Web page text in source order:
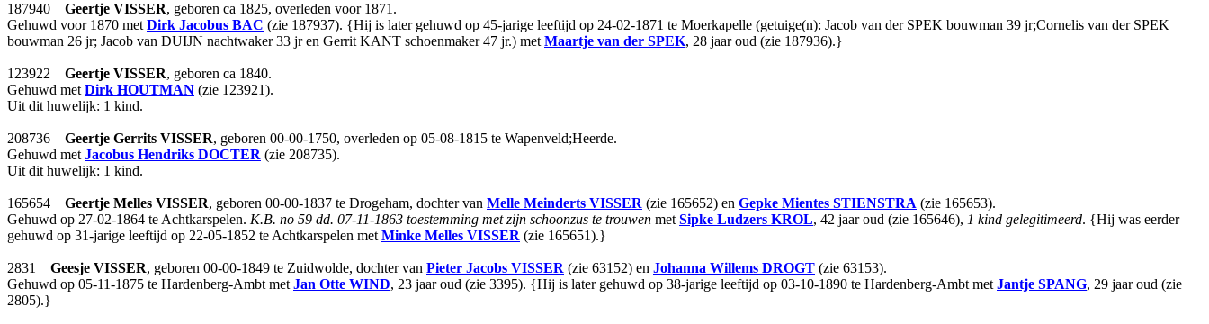
187940 Geertje VISSER, geboren ca 1825, overleden voor 1871.
Gehuwd voor 1870 met Dirk Jacobus BAC (zie 187937). {Hij is later gehuwd op 45-jarige leeftijd op 24-02-1871 te Moerkapelle (getuige(n): Jacob van der SPEK bouwman 39 jr;Cornelis van der SPEK
bouwman 26 jr; Jacob van DUIJN nachtwaker 33 jr en Gerrit KANT schoenmaker 47 jr.) met Maartje van der SPEK, 28 jaar oud (zie 187936).}
123922 Geertje VISSER, geboren ca 1840.
Gehuwd met Dirk HOUTMAN (zie 123921).
Uit dit huwelijk: 1 kind.
208736 Geertje Gerrits VISSER, geboren 00-00-1750, overleden op 05-08-1815 te Wapenveld;Heerde.
Gehuwd met Jacobus Hendriks DOCTER (zie 208735).
Uit dit huwelijk: 1 kind.
165654 Geertje Melles VISSER, geboren 00-00-1837 te Drogeham, dochter van Melle Meinderts VISSER (zie 165652) en Gepke Mientes STIENSTRA (zie 165653).
Gehuwd op 27-02-1864 te Achtkarspelen. K.B. no 59 dd. 07-11-1863 toestemming met zijn schoonzus te trouwen met Sipke Ludzers KROL, 42 jaar oud (zie 165646), 1 kind gelegitimeerd. {Hij was eerder
gehuwd op 31-jarige leeftijd op 22-05-1852 te Achtkarspelen met Minke Melles VISSER (zie 165651).}
2831 Geesje VISSER, geboren 00-00-1849 te Zuidwolde, dochter van Pieter Jacobs VISSER (zie 63152) en Johanna Willems DROGT (zie 63153).
Gehuwd op 05-11-1875 te Hardenberg-Ambt met Jan Otte WIND, 23 jaar oud (zie 3395). {Hij is later gehuwd op 38-jarige leeftijd op 03-10-1890 te Hardenberg-Ambt met Jantje SPANG, 29 jaar oud (zie
2805).}